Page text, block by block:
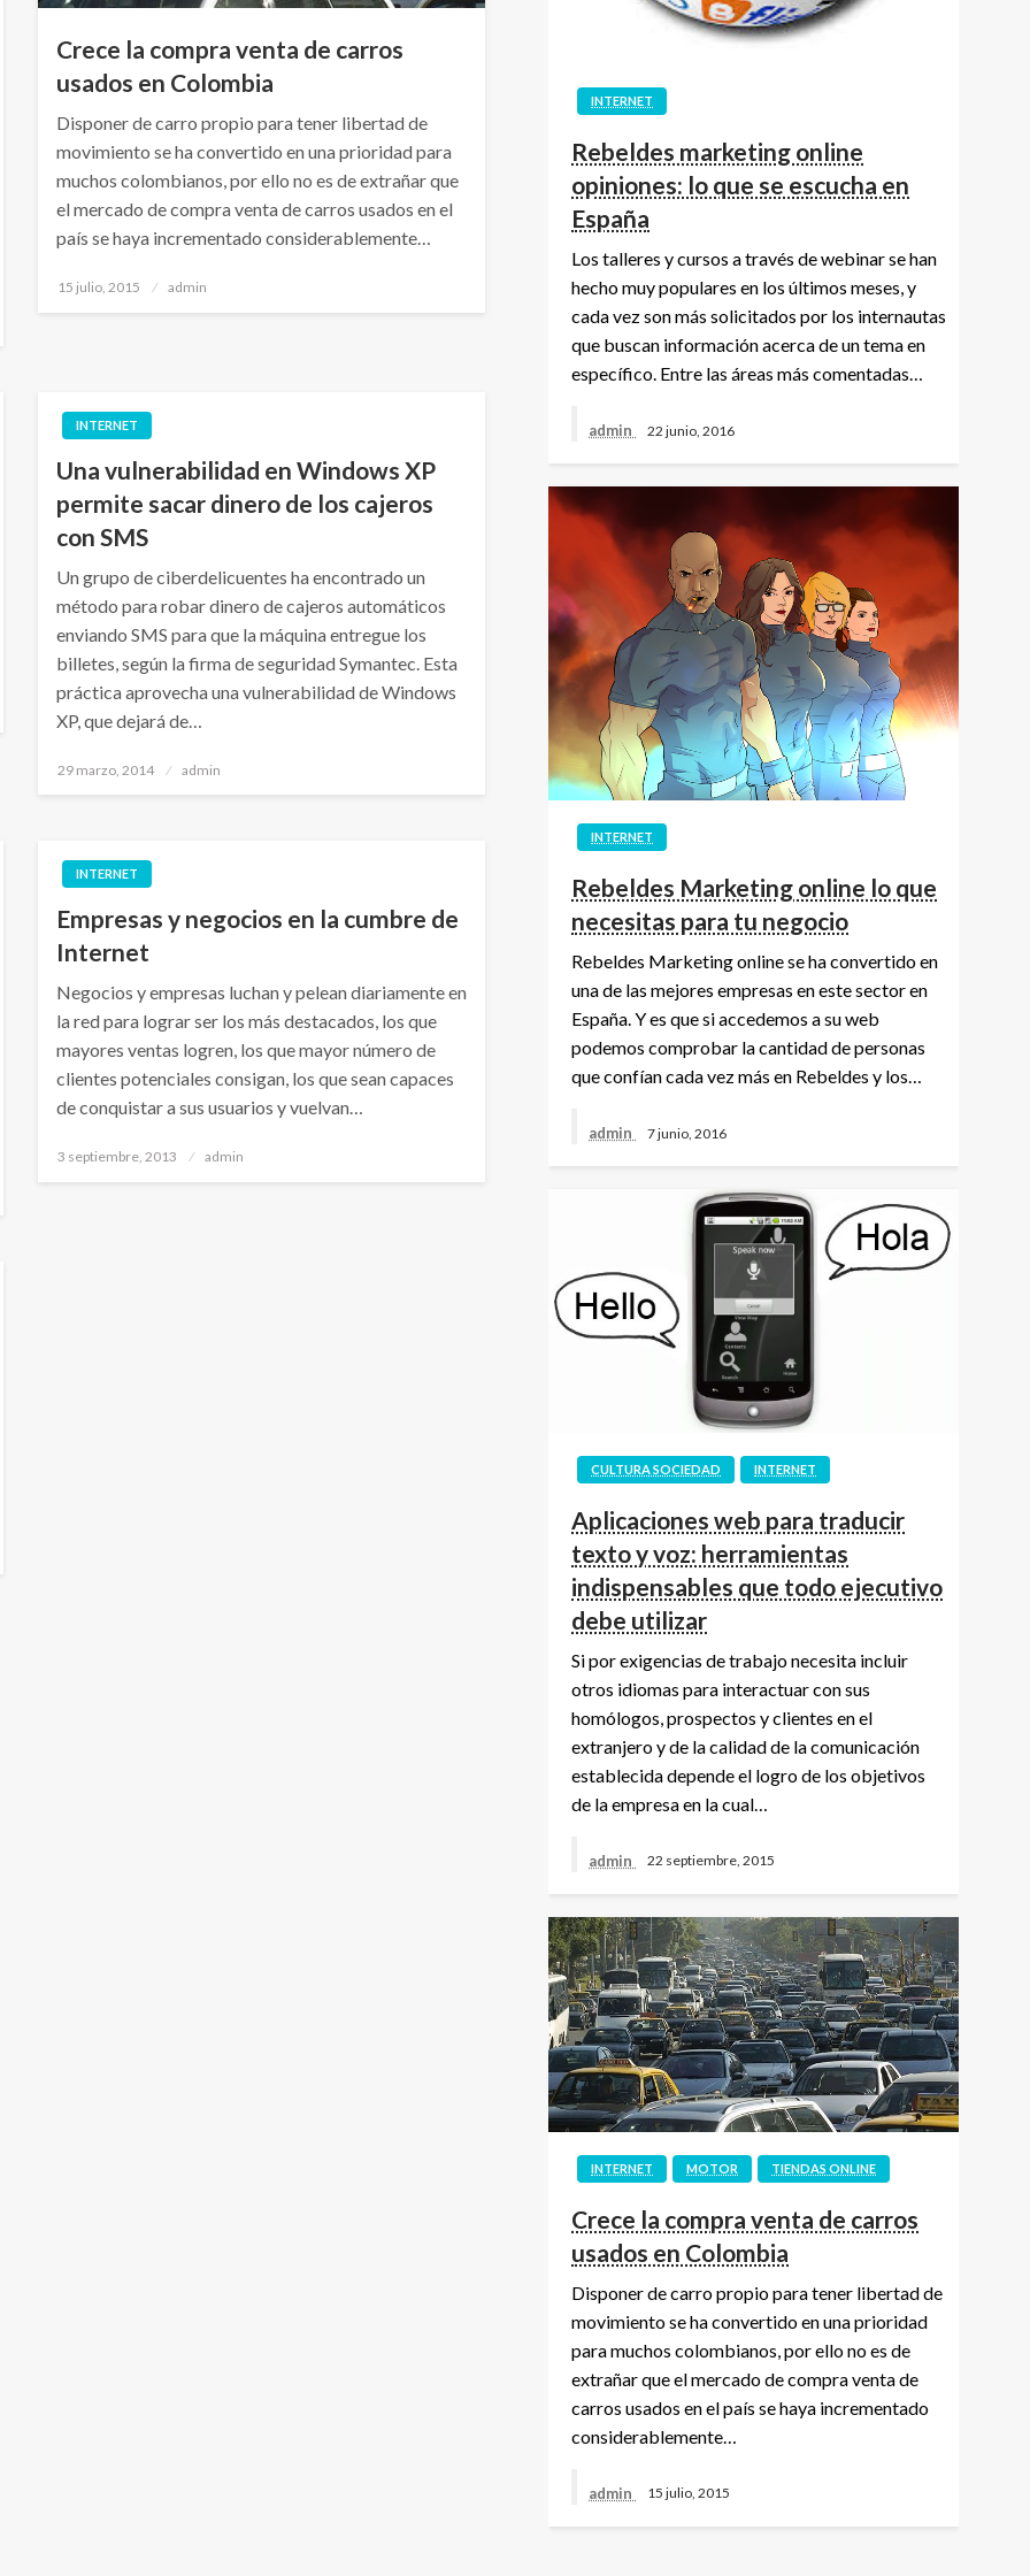
Crece la compra venta de carros
usados en Colombia
Disponer de carro propio para tener libertad de
movimiento se ha convertido en una prioridad para
muchos colombianos, por ello no es de extrañar que
el mercado de compra venta de carros usados en el
país se haya incrementado considerablemente…
Publicado
15 julio, 2015 admin
INTERNET
Una vulnerabilidad en Windows XP
permite sacar dinero de los cajeros
con SMS
Un grupo de ciberdelicuentes ha encontrado un
método para robar dinero de cajeros automáticos
enviando SMS para que la máquina entregue los
billetes, según la firma de seguridad Symantec. Esta
práctica aprovecha una vulnerabilidad de Windows
XP, que dejará de…
Publicado
29 marzo, 2014 admin
INTERNET
Empresas y negocios en la cumbre de
Internet
Negocios y empresas luchan y pelean diariamente en
la red para lograr ser los más destacados, los que
mayores ventas logren, los que mayor número de
clientes potenciales consigan, los que sean capaces
de conquistar a sus usuarios y vuelvan…
Publicado
3 septiembre, 2013 admin
INTERNET
Rebeldes marketing online
opiniones: lo que se escucha en
España
Los talleres y cursos a través de webinar se han
hecho muy populares en los últimos meses, y
cada vez son más solicitados por los internautas
que buscan información acerca de un tema en
específico. Entre las áreas más comentadas…
admin 22 junio, 2016
INTERNET
Rebeldes Marketing online lo que
necesitas para tu negocio
Rebeldes Marketing online se ha convertido en
una de las mejores empresas en este sector en
España. Y es que si accedemos a su web
podemos comprobar la cantidad de personas
que confían cada vez más en Rebeldes y los…
admin 7 junio, 2016
CULTURA SOCIEDAD INTERNET
Aplicaciones web para traducir
texto y voz: herramientas
indispensables que todo ejecutivo
debe utilizar
Si por exigencias de trabajo necesita incluir
otros idiomas para interactuar con sus
homólogos, prospectos y clientes en el
extranjero y de la calidad de la comunicación
establecida depende el logro de los objetivos
de la empresa en la cual…
admin 22 septiembre, 2015
INTERNET MOTOR TIENDAS ONLINE
Crece la compra venta de carros
usados en Colombia
Disponer de carro propio para tener libertad de
movimiento se ha convertido en una prioridad
para muchos colombianos, por ello no es de
extrañar que el mercado de compra venta de
carros usados en el país se haya incrementado
considerablemente…
admin 15 julio, 2015